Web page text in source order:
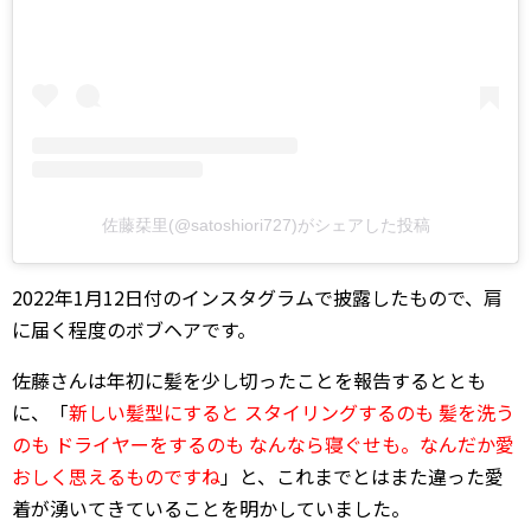
佐藤栞里(@satoshiori727)がシェアした投稿
2022年1月12日付のインスタグラムで披露したもので、肩
に届く程度のボブヘアです。
佐藤さんは年初に髪を少し切ったことを報告するととも
に、「新しい髪型にすると スタイリングするのも 髪を洗う
のも ドライヤーをするのも なんなら寝ぐせも。なんだか愛
おしく思えるものですね」と、これまでとはまた違った愛
着が湧いてきていることを明かしていました。